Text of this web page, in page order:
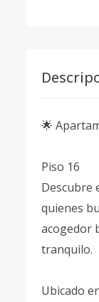
🌟
Piso 16
Descubre
quienes
acogedor
tranquilo.
Ubicado